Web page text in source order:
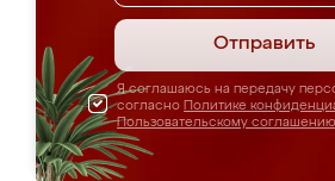
Отправить
Я соглашаюсь на передачу
согласно Политике
Пользовательскому соглашению